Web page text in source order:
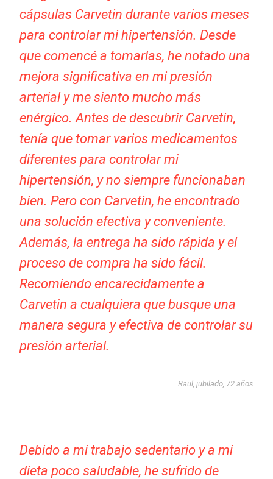
cápsulas Carvetin durante varios meses
para controlar mi hipertensión. Desde
que comencé a tomarlas, he notado una
mejora significativa en mi presión
arterial y me siento mucho más
enérgico. Antes de descubrir Carvetin,
tenía que tomar varios medicamentos
diferentes para controlar mi
hipertensión, y no siempre funcionaban
bien. Pero con Carvetin, he encontrado
una solución efectiva y conveniente.
Además, la entrega ha sido rápida y el
proceso de compra ha sido fácil.
Recomiendo encarecidamente a
Carvetin a cualquiera que busque una
manera segura y efectiva de controlar su
presión arterial.
Raul, jubilado, 72 años
Debido a mi trabajo sedentario y a mi
dieta poco saludable, he sufrido de